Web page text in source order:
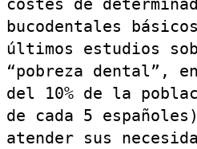
bucodentales
últimos estudios
“pobreza dental”,
del 10% de la
de cada 5
atender sus